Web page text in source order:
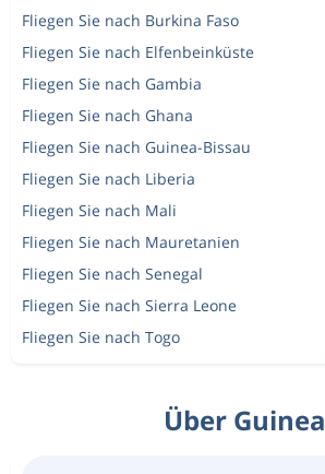
Fliegen Sie nach Burkina Faso
Fliegen Sie nach Elfenbeinküste
Fliegen Sie nach Gambia
Fliegen Sie nach Ghana
Fliegen Sie nach Guinea-Bissau
Fliegen Sie nach Liberia
Fliegen Sie nach Mali
Fliegen Sie nach Mauretanien
Fliegen Sie nach Senegal
Fliegen Sie nach Sierra Leone
Fliegen Sie nach Togo
Über Guinea